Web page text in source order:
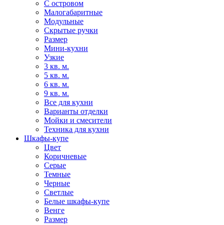
С островом
Малогабаритные
Модульные
Скрытые ручки
Размер
Мини-кухни
Узкие
3 кв. м.
5 кв. м.
6 кв. м.
9 кв. м.
Все для кухни
Варианты отделки
Мойки и смесители
Техника для кухни
Шкафы-купе
Цвет
Коричневые
Серые
Темные
Черные
Светлые
Белые шкафы-купе
Венге
Размер